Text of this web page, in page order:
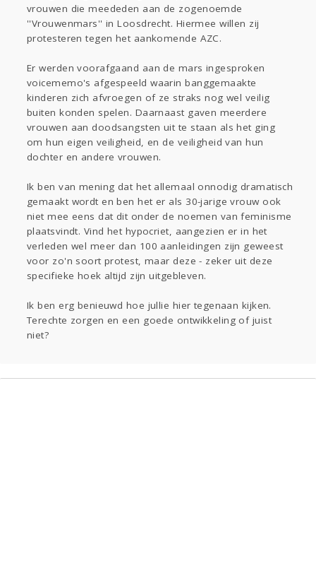
Gevraagd
Horen Doen
Lezen
vrouwen die meededen aan de zogenoemde
''Vrouwenmars'' in Loosdrecht. Hiermee willen zij
protesteren tegen het aankomende AZC.
Er werden voorafgaand aan de mars ingesproken
voicememo's afgespeeld waarin banggemaakte
kinderen zich afvroegen of ze straks nog wel veilig
buiten konden spelen. Daarnaast gaven meerdere
vrouwen aan doodsangsten uit te staan als het ging
om hun eigen veiligheid, en de veiligheid van hun
dochter en andere vrouwen.
Ik ben van mening dat het allemaal onnodig dramatisch
gemaakt wordt en ben het er als 30-jarige vrouw ook
niet mee eens dat dit onder de noemen van feminisme
plaatsvindt. Vind het hypocriet, aangezien er in het
verleden wel meer dan 100 aanleidingen zijn geweest
voor zo'n soort protest, maar deze - zeker uit deze
specifieke hoek altijd zijn uitgebleven.
Ik ben erg benieuwd hoe jullie hier tegenaan kijken.
Terechte zorgen en een goede ontwikkeling of juist
niet?